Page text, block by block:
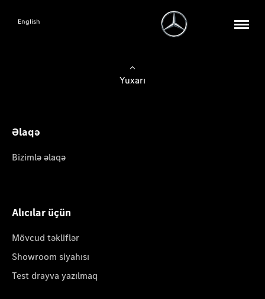
English
Yuxarı
Əlaqə
Bizimlə əlaqə
Alıcılar üçün
Mövcud təkliflər
Showroom siyahısı
Test drayva yazılmaq